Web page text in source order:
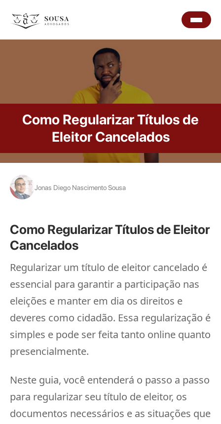
Como Regularizar Títulos de
Eleitor Cancelados
Jonas Diego Nascimento Sousa
Como Regularizar Títulos de Eleitor
Cancelados
Regularizar um título de eleitor cancelado é
essencial para garantir a participação nas
eleições e manter em dia os direitos e
deveres como cidadão. Essa regularização é
simples e pode ser feita tanto online quanto
presencialmente.
Neste guia, você entenderá o passo a passo
para regularizar seu título de eleitor, os
documentos necessários e as situações que